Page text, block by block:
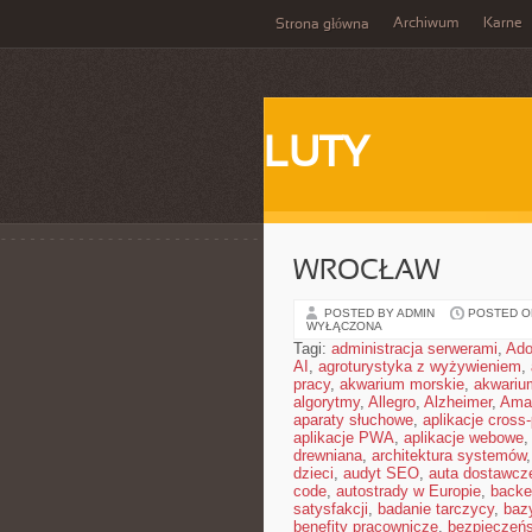
Strona główna Archiwum Karne
LUTY
WROCŁAW
POSTED BY ADMIN POSTED
WYŁĄCZONA
Tagi: administracja serwerami,
AI , agroturystyka z wyżywieniem,
pracy, akwarium morskie,
algorytmy, Allegro, Alzheimer,
aparaty słuchowe, aplikacje
aplikacje PWA, aplikacje webowe,
drewniana, architektura systemów,
dzieci, audyt SEO, auta
code, autostrady w Europie,
satysfakcji, badanie tarczycy,
benefity pracownicze,